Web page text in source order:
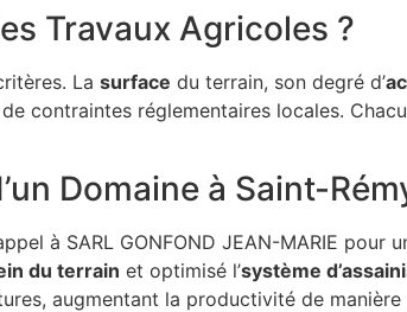
Travaux Agricoles ?
La surface du terrain, son degré d’
contraintes réglementaires locales.
Domaine à Saint-
à SARL GONFOND JEAN-MARIE pour
du terrain et optimisé l’système
augmentant la productivité de